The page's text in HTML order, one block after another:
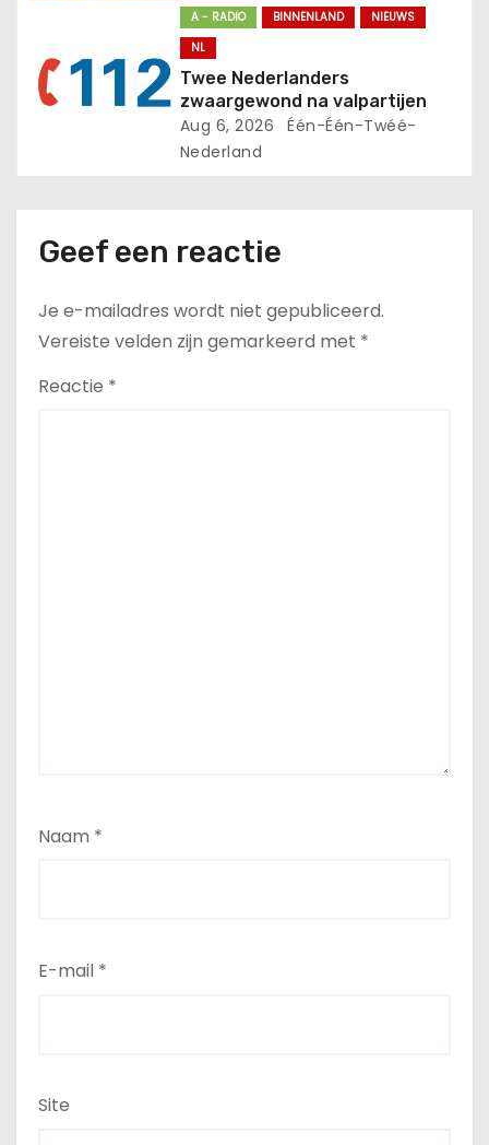
A - RADIO BINNENLAND
NIEUWS
NL
Twee Nederlanders
zwaargewond na valpartijen
Aug 6, 2026
Één-Één-Twéé-
Nederland
Geef een reactie
Je e-mailadres wordt niet gepubliceerd.
Vereiste velden zijn gemarkeerd met *
Reactie *
Naam *
E-mail *
Site